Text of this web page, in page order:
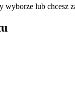
wyborze lub chcesz